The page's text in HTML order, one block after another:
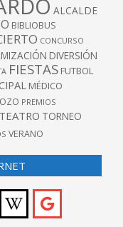
ALCALDE
BIBLIOBUS
CONCURSO
DIVERSIÓN
FIESTAS FUTBOL
MÉDICO
PREMIOS
TEATRO TORNEO
VERANO